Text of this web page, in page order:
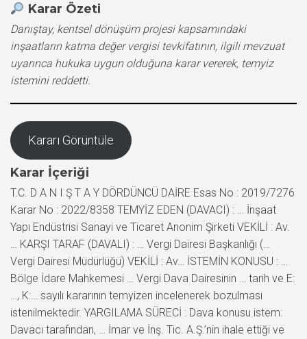
Karar Özeti
Danıştay, kentsel dönüşüm projesi kapsamındaki
inşaatların katma değer vergisi tevkifatının, ilgili mevzuat
uyarınca hukuka uygun olduğuna karar vererek, temyiz
istemini reddetti.
Kararı Görüntüle
Karar İçeriği
T.C. D A N I Ş T A Y DÖRDÜNCÜ DAİRE Esas No : 2019/7276
Karar No : 2022/8358 TEMYİZ EDEN (DAVACI) : … İnşaat
Yapı Endüstrisi Sanayi ve Ticaret Anonim Şirketi VEKİLİ : Av.
… KARŞI TARAF (DAVALI) : … Vergi Dairesi Başkanlığı (…
Vergi Dairesi Müdürlüğü) VEKİLİ : Av… İSTEMİN KONUSU : …
Bölge İdare Mahkemesi … Vergi Dava Dairesinin … tarih ve E:
…, K:… sayılı kararının temyizen incelenerek bozulması
istenilmektedir. YARGILAMA SÜRECİ : Dava konusu istem:
Davacı tarafından, … İmar ve İnş. Tic. A.Ş.’nin ihale ettiği ve